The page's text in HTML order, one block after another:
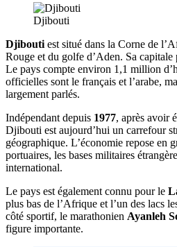
Djibouti
Djibouti est situé dans la Corne de
Rouge et du golfe d’Aden. Sa
Le pays compte environ 1,1 million
officielles sont le français et l’arabe,
largement parlés.
Indépendant depuis 1977, après avoir
Djibouti est aujourd’hui un carrefour
géographique. L’économie repose en
portuaires, les bases militaires
international.
Le pays est également connu pour le
plus bas de l’Afrique et l’un des lacs
côté sportif, le marathonien Ayanleh
figure importante.